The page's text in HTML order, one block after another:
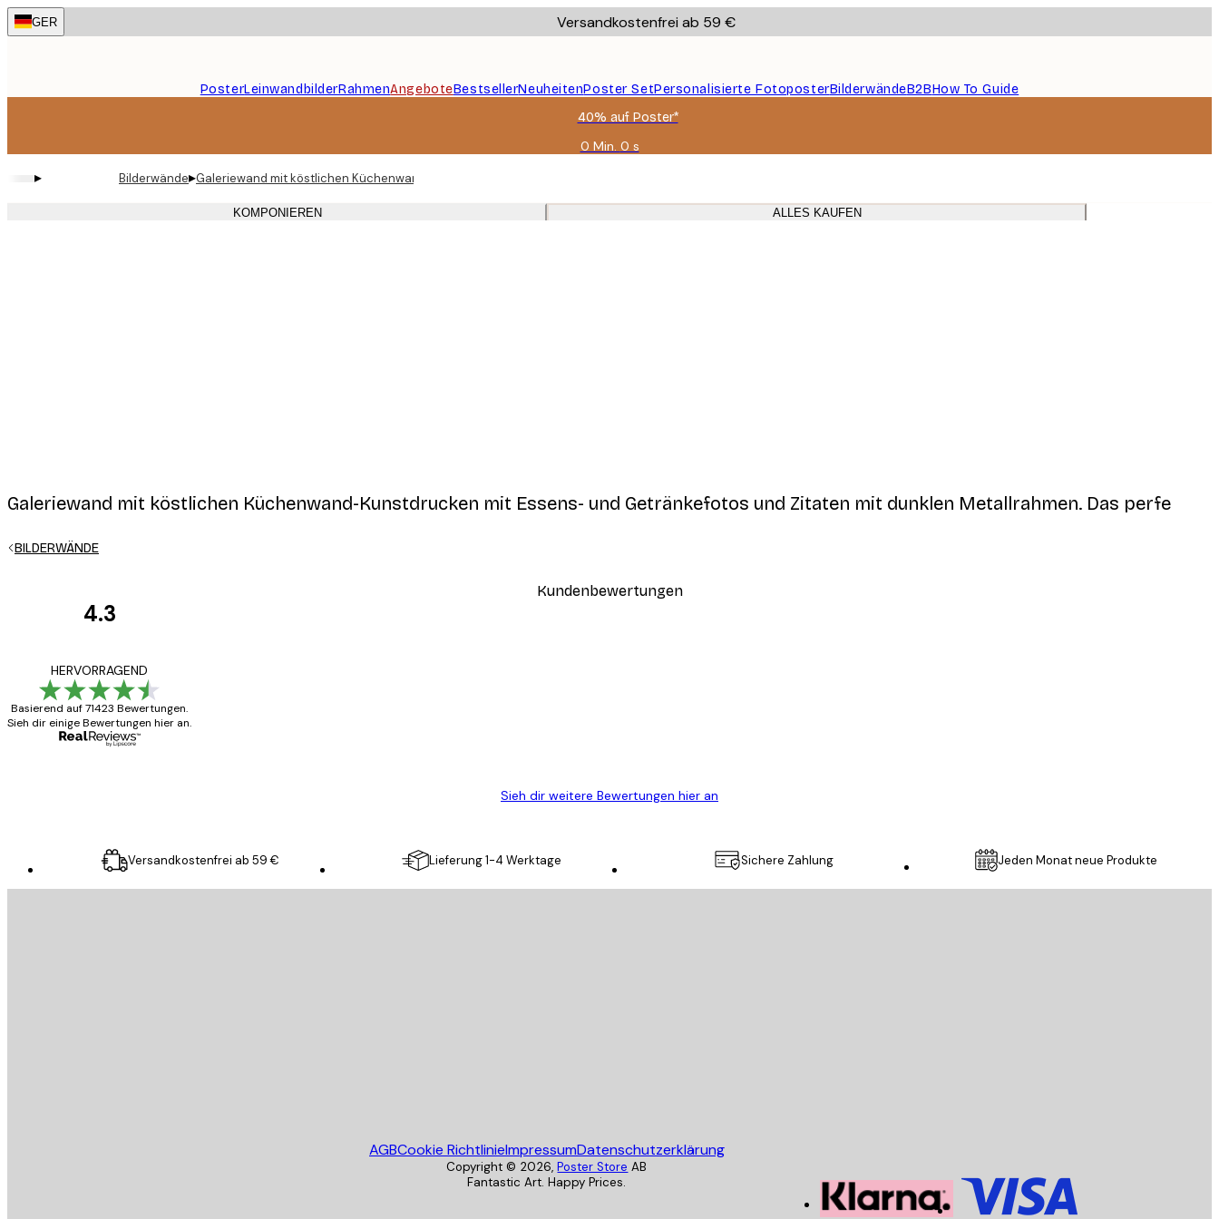
Skip
to
GER Versandkostenfrei ab 59 €
PosterLeinwandbilderRahmenAngeboteBestsellerNeuheitenPoster SetPersonalisierte FotoposterBilderwändeB2BHow To Guide
40% auf Poster*
0 Min. 0 s
Gültig
08-
▸ Bilderwände▸Galeriewand mit köstlichen Küchenwand-Kunstdrucken mit Essens- und Getränkefotos und Zitaten mit dunklen Metallrahmen. Das perfe
KOMPONIEREN ALLES KAUFEN
Galeriewand mit köstlichen Küchenwand-Kunstdrucken mit Essens- und Getränkefotos und Zitaten mit dunklen Metallrahmen. Das perfe
BILDERWÄNDE
Kundenbewertungen
4.3
HERVORRAGEND
Basierend auf 71423 Bewertungen.
Sieh dir einige Bewertungen hier an.
Sieh dir weitere Bewertungen hier an
Versandkostenfrei ab 59 € Lieferung 1-4 Werktage Sichere Zahlung Jeden Monat neue Produkte
AGBCookie RichtlinieImpressumDatenschutzerklärung
Copyright © 2026, Poster Store AB
Fantastic Art. Happy Prices.